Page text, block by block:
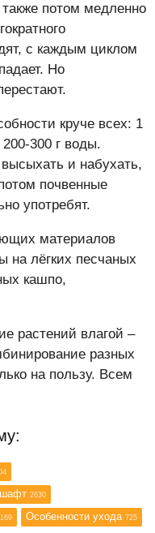
потом медленно
с каждым циклом
Но
круче всех: 1
200-300 г воды.
и набухать,
почвенные
употребят.
материалов
на лёгких песчаных
кашпо,
растений влагой –
разных
на пользу. Всем
2630
Особенности ухода 725